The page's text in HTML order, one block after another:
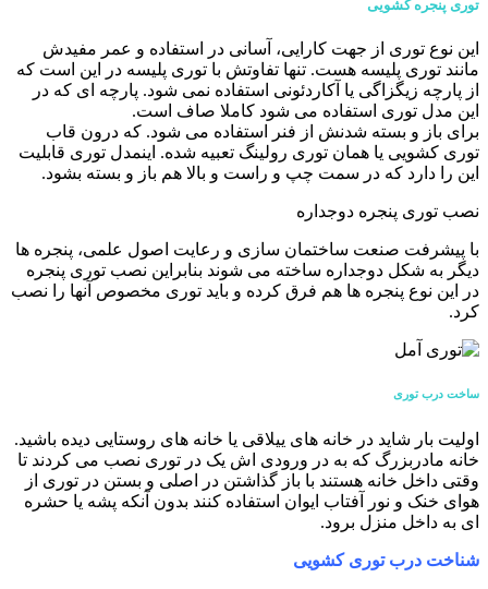
توری پنجره کشویی
این نوع توری از جهت کارایی، آسانی در استفاده و عمر مفیدش
مانند توری پلیسه هست. تنها تفاوتش با توری پلیسه در این است که
از پارچه زیگزاگی یا آکاردئونی استفاده نمی شود. پارچه ای که در
این مدل توری استفاده می شود کاملا صاف است.
برای باز و بسته شدنش از فنر استفاده می شود. که درون قاب
توری کشویی یا همان توری رولینگ تعبیه شده. اینمدل توری قابلیت
این را دارد که در سمت چپ و راست و بالا هم باز و بسته بشود.
نصب توری پنجره دوجداره
با پیشرفت صنعت ساختمان سازی و رعایت اصول علمی، پنجره ها
دیگر به شکل دوجداره ساخته می شوند بنابراین نصب توری پنجره
در این نوع پنجره ها هم فرق کرده و باید توری مخصوص آنها را نصب
کرد.
ساخت درب توری
اولیت بار شاید در خانه های ییلاقی یا خانه های روستایی دیده باشید.
خانه مادربزرگ که به در ورودی اش یک در توری نصب می کردند تا
وقتی داخل خانه هستند با باز گذاشتن در اصلی و بستن در توری از
هوای خنک و نور آفتاب ایوان استفاده کنند بدون آنکه پشه یا حشره
ای به داخل منزل برود.
شناخت درب توری کشویی